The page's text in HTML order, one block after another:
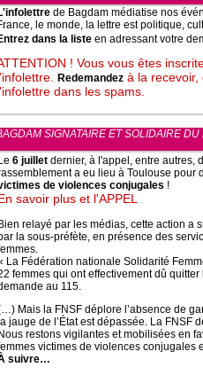
de Bagdam médiatise nos
le monde, la lettre est politique,
dans la liste en adressant votre
! Vous vous êtes
Redemandez à la recevoir,
dans les spams.
SIGNATAIRE ET SOLIDAIRE
Le 6 juilletdernier, à l'appel, entre autres,
a eu lieu à Toulouse pour
de violences conjugales !
savoir plus et l'APPEL
Bien relayé par les médias, cette action a
la sous-préfète, en présence des
La Fédération nationale Solidarité
femmes qui ont effectivement dû
au 115.
Mais la FNSF déplore l’absence de
la jauge de l’État est dépassée. La
Nous restons vigilantes et mobilisées en
victimes de violences conjugales
suivre…